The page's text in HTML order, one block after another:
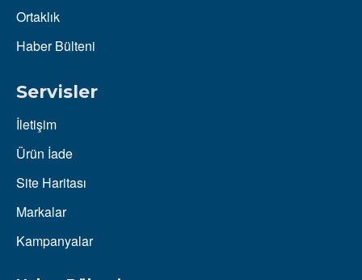
Ortaklık
Haber Bülteni
Servisler
İletişim
Ürün İade
Site Haritası
Markalar
Kampanyalar